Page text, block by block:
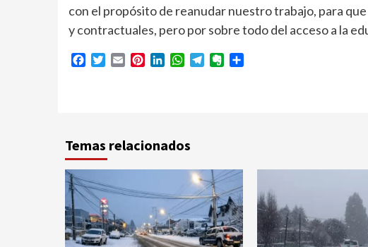
con el propósito de reanudar nuestro trabajo, para
y contractuales, pero por sobre todo del acceso a la
Facebook
Twitter
Email PinterestLinkedInWhatsApp
TelegramEvernote
Temas relacionados